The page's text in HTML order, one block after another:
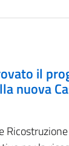
il
nuova